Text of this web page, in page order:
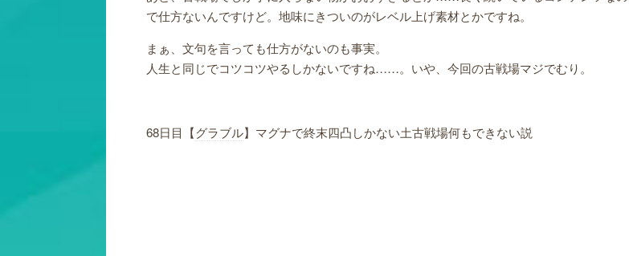
で仕方ないんですけど。地味にきついのがレベル上げ素材とかですね。
まぁ、文句を言っても仕方がないのも事実。
人生と同じでコツコツやるしかないですね……。いや、今回の古戦場マジでむり。
68日目【グラブル】マグナで終末四凸しかない土古戦場何もできない説